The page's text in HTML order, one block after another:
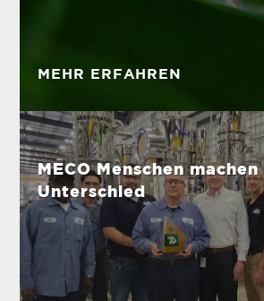
MEHR ERFAHREN
MECO Menschen machen
Unterschied